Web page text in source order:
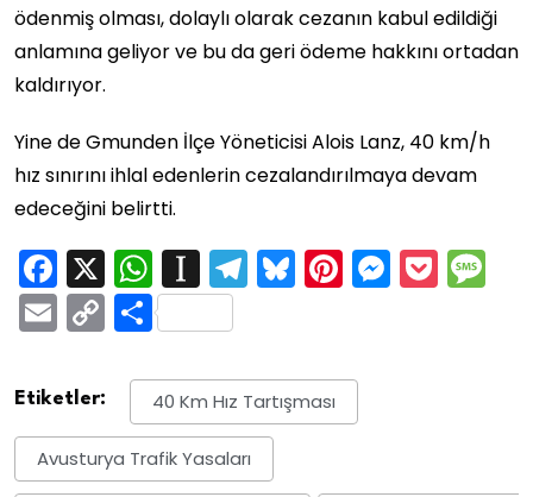
ödenmiş olması, dolaylı olarak cezanın kabul edildiği
anlamına geliyor ve bu da geri ödeme hakkını ortadan
kaldırıyor.
Yine de Gmunden İlçe Yöneticisi Alois Lanz, 40 km/h
hız sınırını ihlal edenlerin cezalandırılmaya devam
edeceğini belirtti.
Facebook
X WhatsApp
Instapaper
Telegram
Bluesky
Pinterest
EmailCopy
Link
Share
Etiketler: 40 Km Hız Tartışması
Avusturya Trafik Yasaları